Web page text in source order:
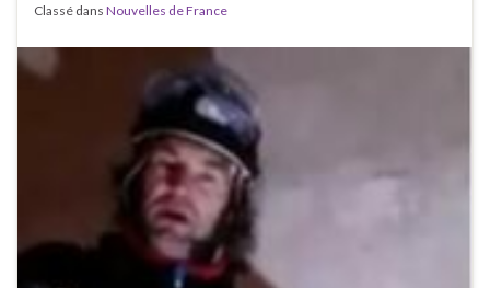
Classé dans Nouvelles de France